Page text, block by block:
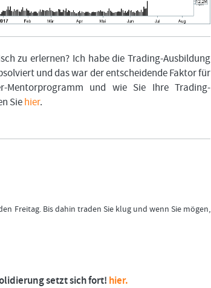
zu erlernen? Ich habe die Trading-Ausbildung
und das war der entscheidende Faktor für
Mentorprogramm und wie Sie Ihre Trading-
Siehier.
Freitag. Bis dahin traden Sie klug und wenn Sie mögen,
setzt sich fort! hier.